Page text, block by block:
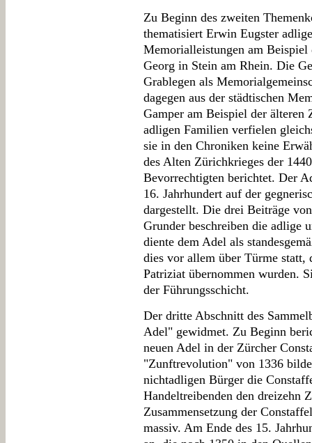
Zu Beginn des zweiten
thematisiert Erwin Eugster
Memorialleistungen am
Georg in Stein am Rhein. Die
Grablegen als
dagegen aus der städtischen
Gamper am Beispiel der
adligen Familien verfielen
sie in den Chroniken keine
des Alten Zürichkrieges der
Bevorrechtigten berichtet. Der
16. Jahrhundert auf der
dargestellt. Die drei Beiträge
Grunder beschreiben die adlige
diente dem Adel als
dies vor allem über Türme statt,
Patriziat übernommen wurden.
der Führungsschicht.
Der dritte Abschnitt des
Adel" gewidmet. Zu Beginn
neuen Adel in der Zürcher
"Zunftrevolution" von 1336
nichtadligen Bürger die
Handeltreibenden den dreizehn
Zusammensetzung der
massiv. Am Ende des 15.